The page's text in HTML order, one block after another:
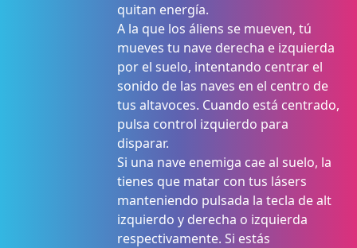
quitan energía.
A la que los áliens se mueven, tú
mueves tu nave derecha e izquierda
por el suelo, intentando centrar el
sonido de las naves en el centro de
tus altavoces. Cuando está centrado,
pulsa control izquierdo para
disparar.
Si una nave enemiga cae al suelo, la
tienes que matar con tus lásers
manteniendo pulsada la tecla de alt
izquierdo y derecha o izquierda
respectivamente. Si estás